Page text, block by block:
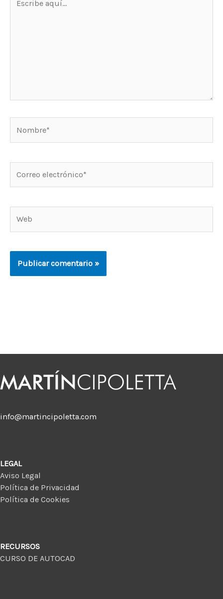
aquí...
electrónico*
info@martincipoletta.com
LEGAL
Aviso Legal
Política de Privacidad
Política de Cookies
RECURSOS
CURSO DE AUTOCAD